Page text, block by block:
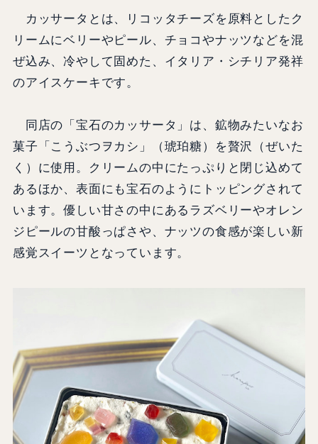
カッサータとは、リコッタチーズを原料としたク
リームにベリーやピール、チョコやナッツなどを混
ぜ込み、冷やして固めた、イタリア・シチリア発祥
のアイスケーキです。
同店の「宝石のカッサータ」は、鉱物みたいなお
菓子「こうぶつヲカシ」（琥珀糖）を贅沢（ぜいた
く）に使用。クリームの中にたっぷりと閉じ込めて
あるほか、表面にも宝石のようにトッピングされて
います。優しい甘さの中にあるラズベリーやオレン
ジピールの甘酸っぱさや、ナッツの食感が楽しい新
感覚スイーツとなっています。